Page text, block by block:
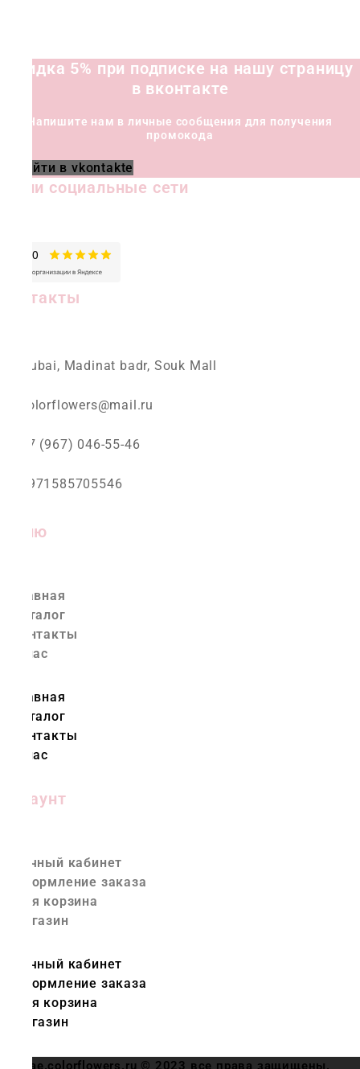
Скидка 5% при подписке на нашу страницу
в вконтакте
Напишите нам в личные сообщения для получения
промокода
Перейти в vkontakte
Наши социальные сети
Контакты
Dubai, Madinat badr, Souk Mall
colorflowers@mail.ru
+7 (967) 046-55-46
+971585705546
Меню
Главная
Каталог
Контакты
О нас
Главная
Каталог
Контакты
О нас
Аккаунт
Личный кабинет
Оформление заказа
Моя корзина
Магазин
Личный кабинет
Оформление заказа
Моя корзина
Магазин
ae.colorflowers.ru © 2023 все права защищены.